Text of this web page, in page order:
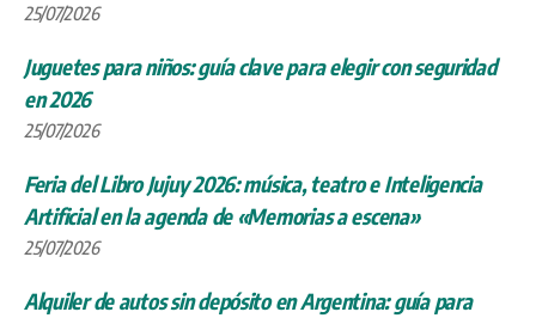
25/07/2026
Juguetes para niños: guía clave para elegir con seguridad
en 2026
25/07/2026
Feria del Libro Jujuy 2026: música, teatro e Inteligencia
Artificial en la agenda de «Memorias a escena»
25/07/2026
Alquiler de autos sin depósito en Argentina: guía para